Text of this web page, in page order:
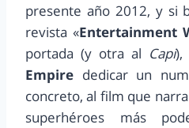
presente año 2012, y si
revista «Entertainment
portada (y otra al Capi),
Empire dedicar un
concreto, al film que
superhéroes más